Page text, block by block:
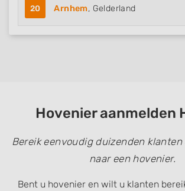
20 Arnhem, Gelderland
Hovenier aanmelden
Bereik eenvoudig duizenden klanten
naar een hovenier.
Bent u hovenier en wilt u klanten